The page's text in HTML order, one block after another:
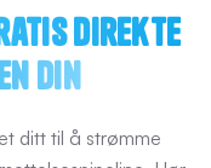
direkte
din
ditt til å strømme